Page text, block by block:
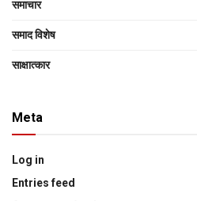
समाचार
समाद विशेष
साक्षात्‍कार
Meta
Log in
Entries feed